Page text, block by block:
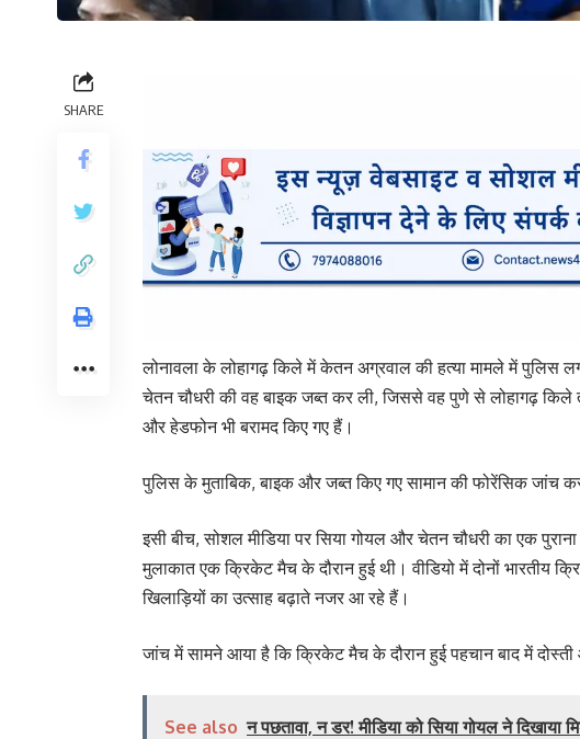
SHARE
लोनावला के लोहागढ़ किले में केतन अग्रवाल की हत्या मामले में पुलिस
चेतन चौधरी की वह बाइक जब्त कर ली, जिससे वह पुणे से लोहागढ़
और हेडफोन भी बरामद किए गए हैं।
पुलिस के मुताबिक, बाइक और जब्त किए गए सामान की फोरेंसिक जांच
इसी बीच, सोशल मीडिया पर सिया गोयल और चेतन चौधरी का एक पुराना
मुलाकात एक क्रिकेट मैच के दौरान हुई थी। वीडियो में दोनों भारतीय
खिलाड़ियों का उत्साह बढ़ाते नजर आ रहे हैं।
जांच में सामने आया है कि क्रिकेट मैच के दौरान हुई पहचान बाद में
See also न पछतावा, न डर! मीडिया को सिया गोयल ने दिखाया